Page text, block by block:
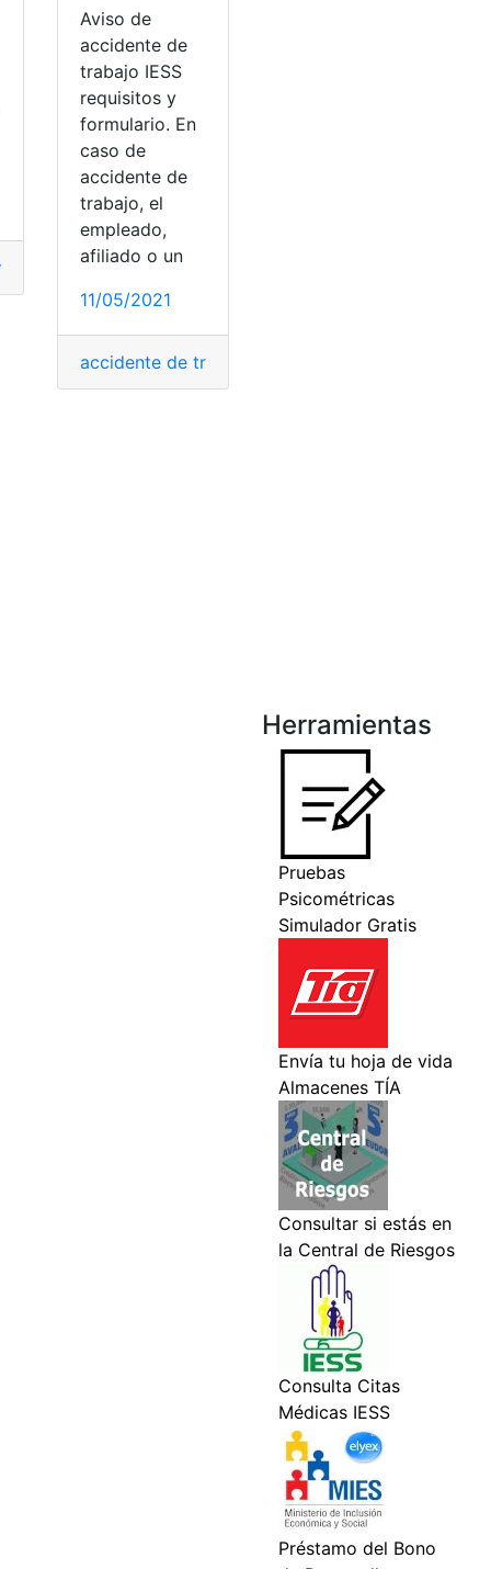
Registrar,Requisitos
Accidentes ,IESS
Aviso de
accidente de
trabajo IESS
requisitos y
formulario. En
caso de
accidente de
trabajo, el
empleado,
afiliado o un
11/05/2021
accidente de trabajo
Herramientas